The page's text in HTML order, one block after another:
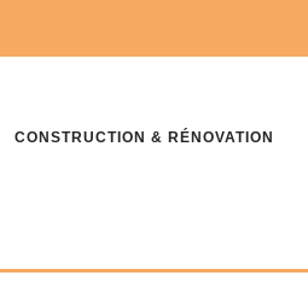
CONSTRUCTION & RÉNOVATION